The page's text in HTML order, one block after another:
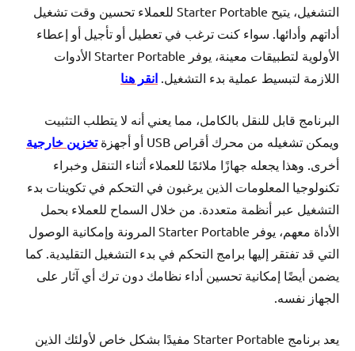
التشغيل، يتيح Starter Portable للعملاء تحسين وقت تشغيل
أداتهم وأدائها. سواء كنت ترغب في تعطيل أو تأجيل أو إعطاء
الأولوية لتطبيقات معينة، يوفر Starter Portable الأدوات
اللازمة لتبسيط عملية بدء التشغيل. انقر هنا
البرنامج قابل للنقل بالكامل، مما يعني أنه لا يتطلب التثبيت
ويمكن تشغيله من محرك أقراص USB أو أجهزة
تخزين خارجية
أخرى. وهذا يجعله جهازًا ملائمًا للعملاء أثناء التنقل وخبراء
تكنولوجيا المعلومات الذين يرغبون في التحكم في تكوينات بدء
التشغيل عبر أنظمة متعددة. من خلال السماح للعملاء بحمل
الأداة معهم، يوفر Starter Portable المرونة وإمكانية الوصول
التي قد تفتقر إليها برامج التحكم في بدء التشغيل التقليدية. كما
يضمن أيضًا إمكانية تحسين أداء نظامك دون ترك أي آثار على
الجهاز نفسه.
يعد برنامج Starter Portable مفيدًا بشكل خاص لأولئك الذين